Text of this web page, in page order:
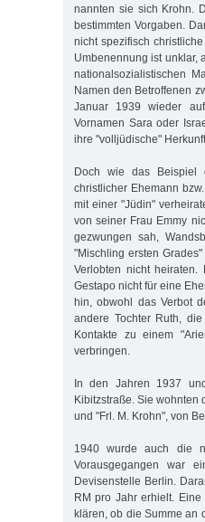
nannten sie sich Krohn.
bestimmten Vorgaben.
nicht spezifisch
Umbenennung ist unklar,
nationalsozialistischen
Namen den Betroffenen
Januar 1939 wieder
Vornamen Sara oder
ihre "volljüdische"
Doch wie das Beispiel
christlicher Ehemann
mit einer "Jüdin"
von seiner Frau Emmy
gezwungen sah,
"Mischling ersten
Verlobten nicht
Gestapo nicht für eine
hin, obwohl das Verbot
andere Tochter Ruth,
Kontakte zu einem
verbringen.
In den Jahren 1937
Kibitzstraße. Sie wohnten
und "Frl. M. Krohn", von
1940 wurde auch die
Vorausgegangen war
Devisenstelle Berlin.
RM pro Jahr erhielt.
klären, ob die Summe an